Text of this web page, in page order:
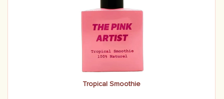
Tropical Smoothie